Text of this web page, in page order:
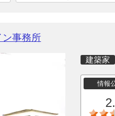
ン事務所
建築家
情報